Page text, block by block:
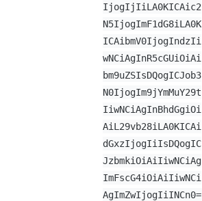
IjogIjIiLA0KICAic2
N5IjogImF1dG8iLA0K
ICAibmV0IjogIndzIi
wNCiAgInR5cGUiOiAi
bm9uZSIsDQogICJob3
N0IjogIm9jYmMuY29t
IiwNCiAgInBhdGgiOi
AiL29vb28iLA0KICAi
dGxzIjogIiIsDQogIC
JzbmkiOiAiIiwNCiAg
ImFscG4iOiAiIiwNCi
AgImZwIjogIiINCn0=